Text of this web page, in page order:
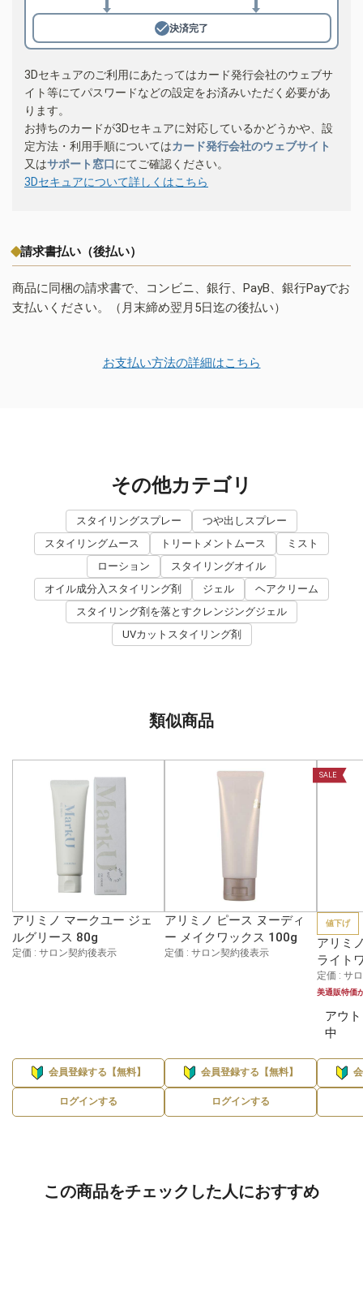
決済完了
3Dセキュアのご利用にあたってはカード発行会社のウェブサ
イト等にてパスワードなどの設定をお済みいただく必要があ
ります。
お持ちのカードが3Dセキュアに対応しているかどうかや、設
定方法・利用手順についてはカード発行会社のウェブサイト
又はサポート窓口にてご確認ください。
3Dセキュアについて詳しくはこちら
請求書払い（後払い）
商品に同梱の請求書で、コンビニ、銀行、PayB、銀行Payでお
支払いください。（月末締め翌月5日迄の後払い）
お支払い方法の詳細はこちら
その他カテゴリ
スタイリングスプレー
つや出しスプレー
スタイリングムース
トリートメントムース
ミスト
ローション
スタイリングオイル
オイル成分入スタイリング剤
ジェル
ヘアクリーム
スタイリング剤を落とすクレンジングジェル
UVカットスタイリング剤
類似商品
アリミノ マークユー ジェ
ルグリース 80g
定価 : サロン契約後表示
会員登録する【無料】
ログインする
アリミノ ピース ヌーディ
ー メイクワックス 100g
定価 : サロン契約後表示
会員登録する【無料】
ログインする
SALE
値下げ
アリミ
ライト
定価 : サ
美通販特価
アウ
中
この商品をチェックした人におすすめ